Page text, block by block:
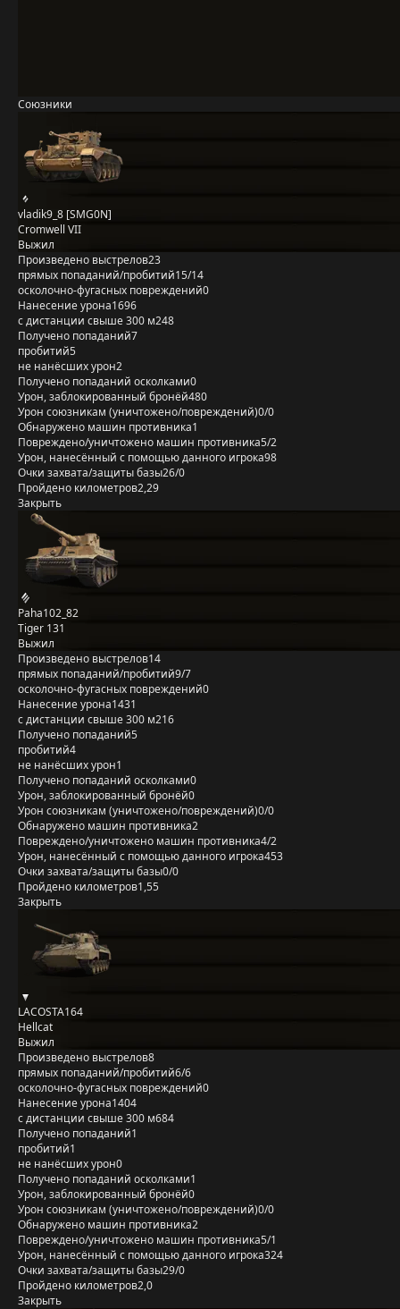
Союзники
vladik9_8 [SMG0N]
Cromwell VII
Выжил
Произведено выстрелов23
прямых попаданий/пробитий15/14
осколочно-фугасных повреждений0
Нанесение урона1696
с дистанции свыше 300 м248
Получено попаданий7
пробитий5
не нанёсших урон2
Получено попаданий осколками0
Урон, заблокированный бронёй480
Урон союзникам (уничтожено/повреждений)0/0
Обнаружено машин противника1
Повреждено/уничтожено машин противника5/2
Урон, нанесённый с помощью данного игрока98
Очки захвата/защиты базы26/0
Пройдено километров2,29
Закрыть
Paha102_82
Tiger 131
Выжил
Произведено выстрелов14
прямых попаданий/пробитий9/7
осколочно-фугасных повреждений0
Нанесение урона1431
с дистанции свыше 300 м216
Получено попаданий5
пробитий4
не нанёсших урон1
Получено попаданий осколками0
Урон, заблокированный бронёй0
Урон союзникам (уничтожено/повреждений)0/0
Обнаружено машин противника2
Повреждено/уничтожено машин противника4/2
Урон, нанесённый с помощью данного игрока453
Очки захвата/защиты базы0/0
Пройдено километров1,55
Закрыть
LACOSTA164
Hellcat
Выжил
Произведено выстрелов8
прямых попаданий/пробитий6/6
осколочно-фугасных повреждений0
Нанесение урона1404
с дистанции свыше 300 м684
Получено попаданий1
пробитий1
не нанёсших урон0
Получено попаданий осколками1
Урон, заблокированный бронёй0
Урон союзникам (уничтожено/повреждений)0/0
Обнаружено машин противника2
Повреждено/уничтожено машин противника5/1
Урон, нанесённый с помощью данного игрока324
Очки захвата/защиты базы29/0
Пройдено километров2,0
Закрыть